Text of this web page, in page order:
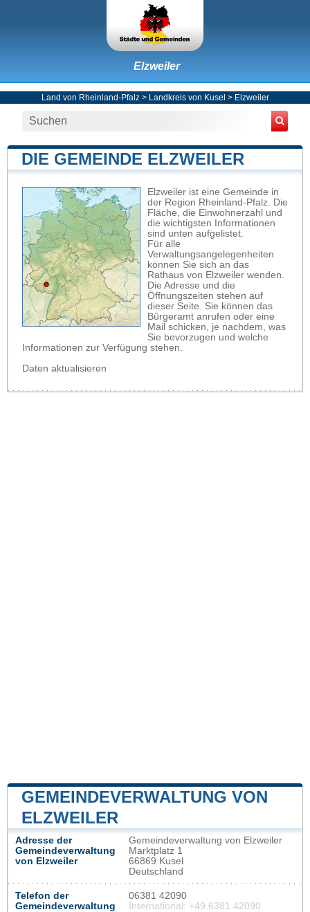
Elzweiler
Land von Rheinland-Pfalz> Landkreis von Kusel > Elzweiler
DIE GEMEINDE ELZWEILER
Elzweiler ist eine Gemeinde in
der Region Rheinland-Pfalz. Die
Fläche, die Einwohnerzahl und
die wichtigsten Informationen
sind unten aufgelistet.
Für alle
Verwaltungsangelegenheiten
können Sie sich an das
Rathaus von Elzweiler wenden.
Die Adresse und die
Öffnungszeiten stehen auf
dieser Seite. Sie können das
Bürgeramt anrufen oder eine
Mail schicken, je nachdem, was
Sie bevorzugen und welche
Informationen zur Verfügung stehen.
Daten aktualisieren
GEMEINDEVERWALTUNG VON
ELZWEILER
Adresse der
Gemeindeverwaltung
von Elzweiler
Gemeindeverwaltung von Elzweiler
Marktplatz 1
66869 Kusel
Deutschland
Telefon der
Gemeindeverwaltung
06381 42090
International: +49 6381 42090